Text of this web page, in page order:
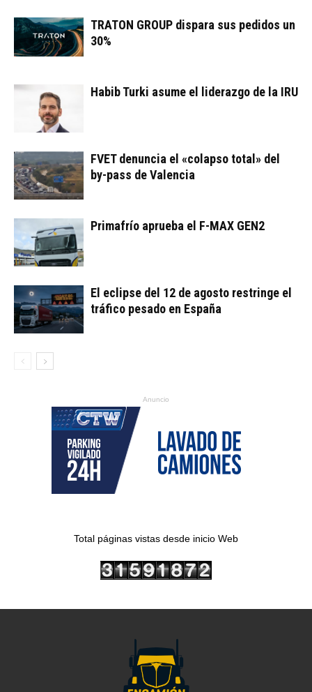
TRATON GROUP dispara sus pedidos un
30%
Habib Turki asume el liderazgo de la IRU
FVET denuncia el «colapso total» del
by-pass de Valencia
Primafrío aprueba el F-MAX GEN2
El eclipse del 12 de agosto restringe el
tráfico pesado en España
Anuncio
Total páginas vistas desde inicio Web